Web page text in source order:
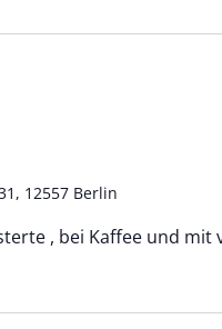
12557 Berlin
, bei Kaffee und mit